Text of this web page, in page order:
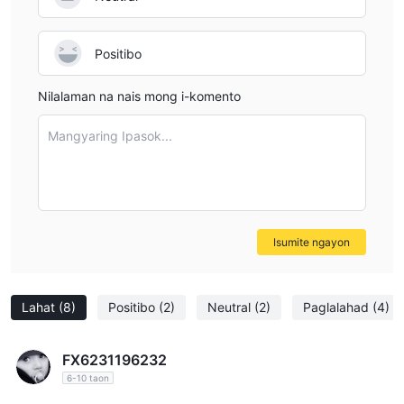
traders to remain cautious even with regulated platforms,
internal controls also play significant roles in a broker’s
trustworthiness. In summary, GUOTAI HAITONG’s license
of credibility, though all traders should independently
Lahat (8) Positibo (2) Neutral (2) Paglalahad (4)
FX6231196232
6-10 taon
Positibo
Nilalaman na nais mong i-komento
Mangyaring Ipasok...
Isumite ngayon